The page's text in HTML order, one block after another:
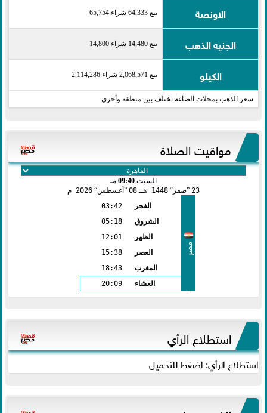
الاونصة بيع 64,333 شراء 65,754
الجنيه الذهب بيع 14,480 شراء 14,800
الكيلو بيع 2,068,571 شراء 2,114,286
سعر الذهب بمحلات الصاغة تختلف بين منطقة وأخرى
مواقيت الصلاة
السبت 09:40 مـ
23 صفر 1448 هـ 08 أغسطس 2026 م
مصر
الفجر
03:42
الشروق
05:18
الظهر
12:01
العصر
15:38
المغرب
18:43
العشاء
20:09
استطلاع الرأي
استطلاع الرأي: اضغط للتحميل